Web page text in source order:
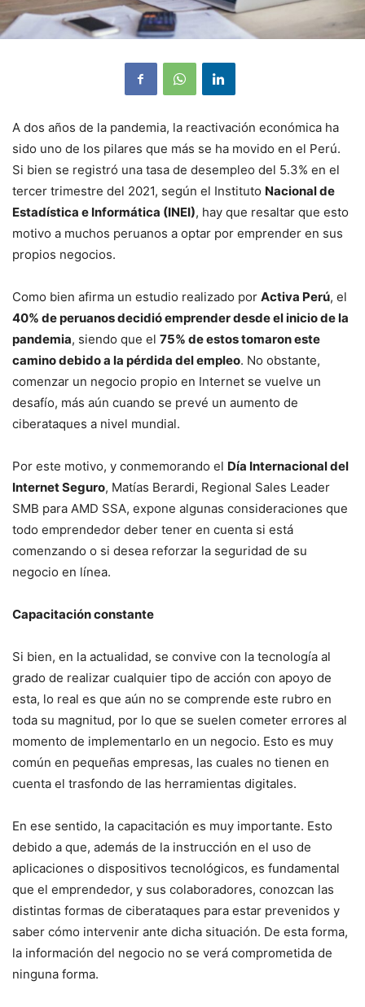
A dos años de la pandemia, la reactivación económica ha
sido uno de los pilares que más se ha movido en el Perú.
Si bien se registró una tasa de desempleo del 5.3% en el
tercer trimestre del 2021, según el Instituto Nacional de
Estadística e Informática (INEI), hay que resaltar que esto
motivo a muchos peruanos a optar por emprender en sus
propios negocios.
Como bien afirma un estudio realizado por Activa Perú, el
40% de peruanos decidió emprender desde el inicio de la
pandemia, siendo que el 75% de estos tomaron este
camino debido a la pérdida del empleo. No obstante,
comenzar un negocio propio en Internet se vuelve un
desafío, más aún cuando se prevé un aumento de
ciberataques a nivel mundial.
Por este motivo, y conmemorando el Día Internacional del
Internet Seguro, Matías Berardi, Regional Sales Leader
SMB para AMD SSA, expone algunas consideraciones que
todo emprendedor deber tener en cuenta si está
comenzando o si desea reforzar la seguridad de su
negocio en línea.
Capacitación constante
Si bien, en la actualidad, se convive con la tecnología al
grado de realizar cualquier tipo de acción con apoyo de
esta, lo real es que aún no se comprende este rubro en
toda su magnitud, por lo que se suelen cometer errores al
momento de implementarlo en un negocio. Esto es muy
común en pequeñas empresas, las cuales no tienen en
cuenta el trasfondo de las herramientas digitales.
En ese sentido, la capacitación es muy importante. Esto
debido a que, además de la instrucción en el uso de
aplicaciones o dispositivos tecnológicos, es fundamental
que el emprendedor, y sus colaboradores, conozcan las
distintas formas de ciberataques para estar prevenidos y
saber cómo intervenir ante dicha situación. De esta forma,
la información del negocio no se verá comprometida de
ninguna forma.